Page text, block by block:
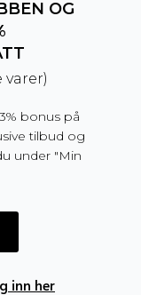
OG
bonus på
tilbud og
under "Min
inn her